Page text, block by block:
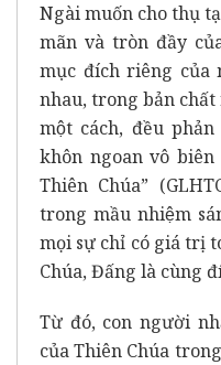
Ngài muốn cho thụ
mãn và tròn đầy
mục đích riêng của
nhau, trong bản
một cách, đều
khôn ngoan vô
Thiên Chúa”
trong mầu nhiệm
mọi sự chỉ có giá trị
Chúa, Đấng là cùng
Từ đó, con người
của Thiên Chúa